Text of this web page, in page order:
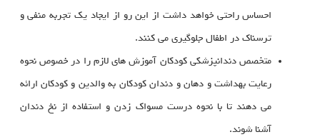
احساس راحتی خواهد داشت از این رو از ایجاد یک تجربه منفی و
ترسناک در اطفال جلوگیری می کنند.
متخصص دندانپزشکی کودکان آموزش های لازم را در خصوص نحوه
رعایت بهداشت و دهان و دندان کودکان به والدین و کودکان ارائه
می دهند تا با نحوه درست مسواک زدن و استفاده از نخ دندان
آشنا شوند.